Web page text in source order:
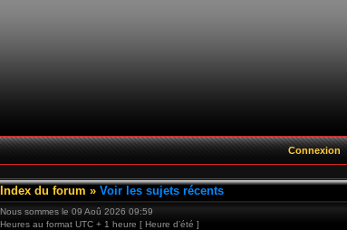
Connexion
Index du forum » Voir les sujets récents
Nous sommes le 09 Aoû 2026 09:59
Heures au format UTC + 1 heure [ Heure d’été ]